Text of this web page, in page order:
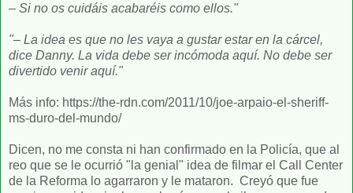
– Si no os cuidáis acabaréis como ellos."
"– La idea es que no les vaya a gustar estar en la cárcel,
dice Danny. La vida debe ser incómoda aquí. No debe ser
divertido venir aquí."
Más info: https://the-rdn.com/2011/10/joe-arpaio-el-sheriff-
ms-duro-del-mundo/
Dicen, no me consta ni han confirmado en la Policía, que al
reo que se le ocurrió "la genial" idea de filmar el Call Center
de la Reforma lo agarraron y le mataron. Creyó que fue